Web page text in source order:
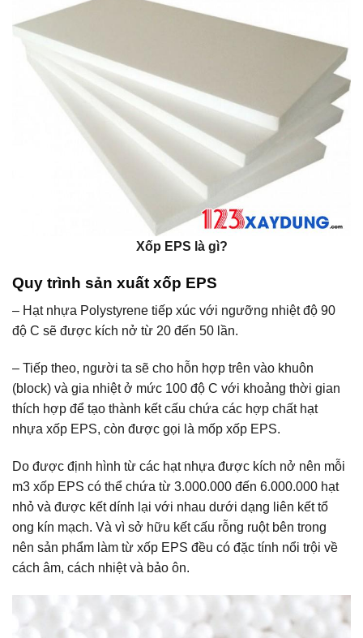
Xốp EPS là gì?
Quy trình sản xuất xốp EPS
– Hạt nhựa Polystyrene tiếp xúc với ngưỡng nhiệt độ 90
độ C sẽ được kích nở từ 20 đến 50 lần.
– Tiếp theo, người ta sẽ cho hỗn hợp trên vào khuôn
(block) và gia nhiệt ở mức 100 độ C với khoảng thời gian
thích hợp để tạo thành kết cấu chứa các hợp chất hạt
nhựa xốp EPS, còn được gọi là mốp xốp EPS.
Do được định hình từ các hạt nhựa được kích nở nên mỗi
m3 xốp EPS có thể chứa từ 3.000.000 đến 6.000.000 hạt
nhỏ và được kết dính lại với nhau dưới dạng liên kết tổ
ong kín mạch. Và vì sở hữu kết cấu rỗng ruột bên trong
nên sản phẩm làm từ xốp EPS đều có đặc tính nổi trội về
cách âm, cách nhiệt và bảo ôn.